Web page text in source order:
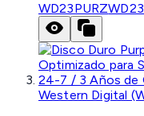
WD23PURZ
Western Digital